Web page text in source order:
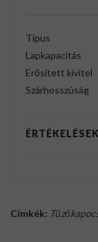
Típus
Lapkapacitás
Erősített kivitel
Szárhosszúság
Címkék: